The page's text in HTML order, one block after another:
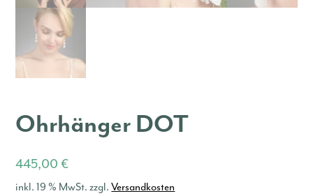
Ohrhänger DOT
445,00€
inkl. 19 % MwSt. zzgl.Versandkosten